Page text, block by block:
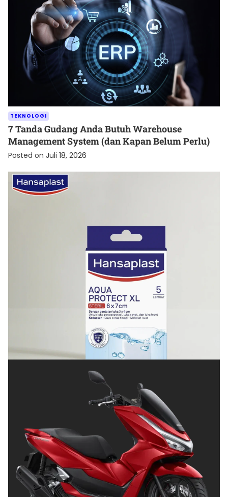
TEKNOLOGI
7 Tanda Gudang Anda Butuh Warehouse
Management System (dan Kapan Belum Perlu)
Posted on Juli 18, 2026
Cara Menjaga Luka agar Cepat Kering dan Tetap
OTOMOTIF